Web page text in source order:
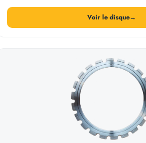
Voir le disque→